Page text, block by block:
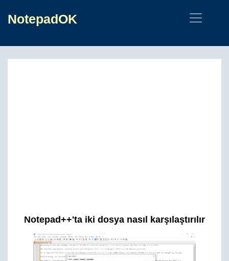
NotepadOK
Notepad++'ta iki dosya nasıl karşılaştırılır